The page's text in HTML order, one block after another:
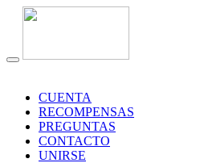
CUENTA
RECOMPENSAS
PREGUNTAS
CONTACTO
UNIRSE